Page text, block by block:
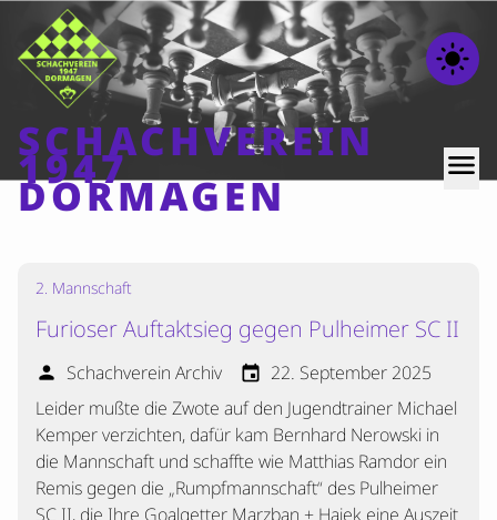
light_mode
SCHACHVEREIN
1947
DORMAGEN
menu
Beiträge
Mannschaften
Ranglisten
Termine
Verschiedenes
Kontakt
2. Mannschaft
Furioser Auftaktsieg gegen Pulheimer SC II
person Schachverein Archiv event 22. September 2025
Leider mußte die Zwote auf den Jugendtrainer Michael
Kemper verzichten, dafür kam Bernhard Nerowski in
die Mannschaft und schaffte wie Matthias Ramdor ein
Remis gegen die „Rumpfmannschaft“ des Pulheimer
SC II, die Ihre Goalgetter Marzban + Hajek eine Auszeit